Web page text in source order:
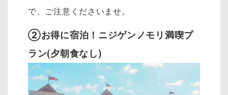
で、ご注意くださいませ。
②お得に宿泊！ニジゲンノモリ満喫プ
ラン(夕朝食なし)